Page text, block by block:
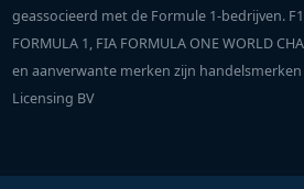
geassocieerd met de Formule 1-bedrijven.
FORMULA 1, FIA FORMULA ONE WORLD
en aanverwante merken zijn
Licensing BV